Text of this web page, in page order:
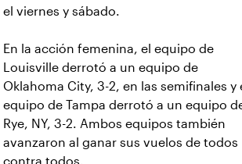
el viernes y sábado.
En la acción femenina, el equipo de
Louisville derrotó a un equipo de
Oklahoma City, 3-2, en las semifinales y
equipo de Tampa derrotó a un equipo
Rye, NY, 3-2. Ambos equipos también
avanzaron al ganar sus vuelos de todos
contra todos.